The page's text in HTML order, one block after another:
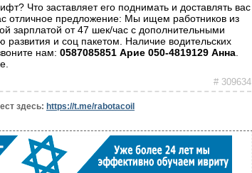
Что заставляет его поднимать и доставлять вас
отличное предложение: Мы ищем работников из
зарплатой от 47 шек/час с дополнительными
развития и соц пакетом. Наличие водительских
нам: 0587085851 Арие 050-4819129 Анна
# 309634
здесь: https://t.me/rabotacoil